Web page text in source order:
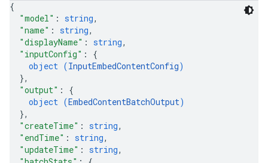
{
"model" : string,
"name" : string,
"displayName" : string,
"inputConfig" : {
object (InputEmbedContentConfig)
},
"output" : {
object (EmbedContentBatchOutput)
},
"createTime" : string,
"endTime" : string,
"updateTime" : string,